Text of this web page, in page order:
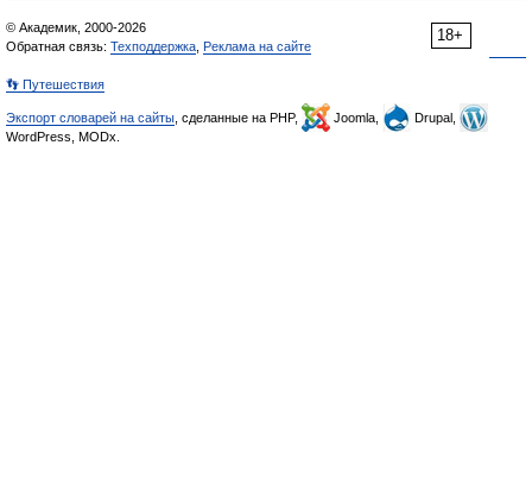
18+
© Академик, 2000-2026
Обратная связь: Техподдержка Реклама на сайте
👣 Путешествия
Экспорт словарей на сайты , сделанные на PHP, Joomla,
Drupal,
WordPress, MODx.